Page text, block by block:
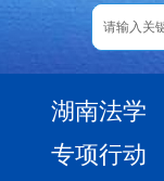
湖南法学
专项行动